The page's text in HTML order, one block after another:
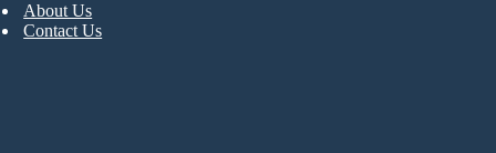
About Us
Contact Us